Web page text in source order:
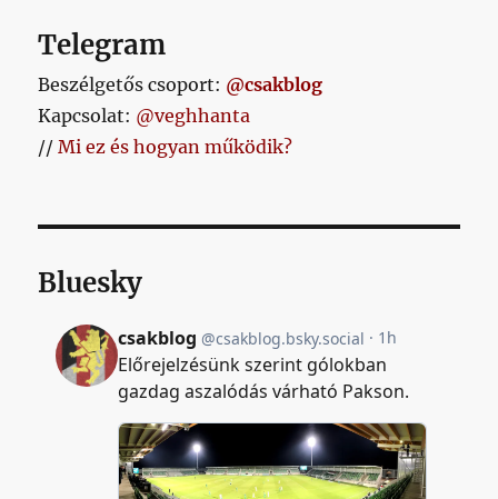
Telegram
Beszélgetős csoport: @csakblog
Kapcsolat: @veghhanta
//Mi ez és hogyan működik?
Bluesky